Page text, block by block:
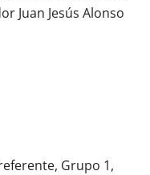
Juan Jesús Alonso
Grupo 1,